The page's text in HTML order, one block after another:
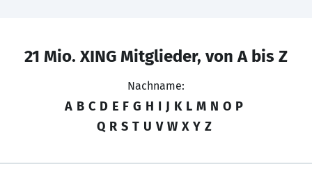
21 Mio. XING Mitglieder, von A bis Z
Nachname:
A B C D E F G H I J K L M N O P
Q R S T U V W X Y Z